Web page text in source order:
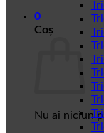
0
Coș
Nu ai niciun